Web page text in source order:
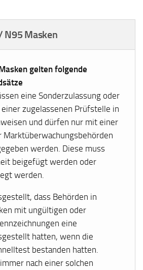
N95 Masken
gelten folgende
eine Sonderzulassung oder
zugelassenen Prüfstelle in
und dürfen nur mit einer
Marktüberwachungsbehörden
werden. Diese muss
beigefügt werden oder
werden.
dass Behörden in
mit ungültigen oder
eine
hatten, wenn die
bestanden hatten.
nach einer solchen